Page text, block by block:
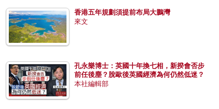
香港五年規劃須提前布局大鵬灣
來文
孔永樂博士：英國十年換七相，新揆會否步
前任後塵？脫歐後英國經濟為何仍然低迷？
本社編輯部